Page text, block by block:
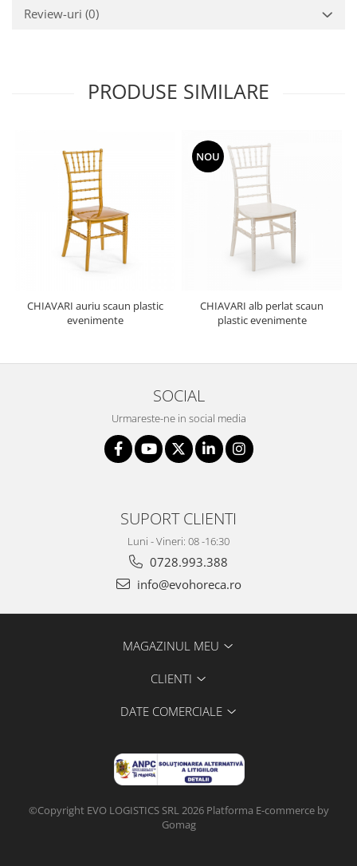
Review-uri (0)
PRODUSE SIMILARE
CHIAVARI auriu scaun plastic
evenimente
NOU
CHIAVARI alb perlat scaun
plastic evenimente
SOCIAL
Urmareste-ne in social media
SUPORT CLIENTI
Luni - Vineri: 08 -16:30
0728.993.388
info@evohoreca.ro
MAGAZINUL MEU
CLIENTI
DATE COMERCIALE
©Copyright EVO LOGISTICS SRL 2026 Platforma E-commerce by
Gomag